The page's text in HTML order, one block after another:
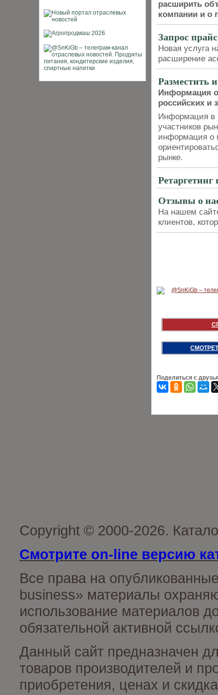
расширить
компании и о
Запрос
Новая услуга
расширение
Разместить
Информация о
российских и
Информация в
участников
информация о
рынке.
Отзывы о
На нашем
клиентов,
Поделиться с
Copyright © 2000-2026.
Смотрите on-line версию
Все права на
business» материалы
использование материалов
обязательной активной
Данный сайт предназначен
товаров производителей и
приобретения, ценах и